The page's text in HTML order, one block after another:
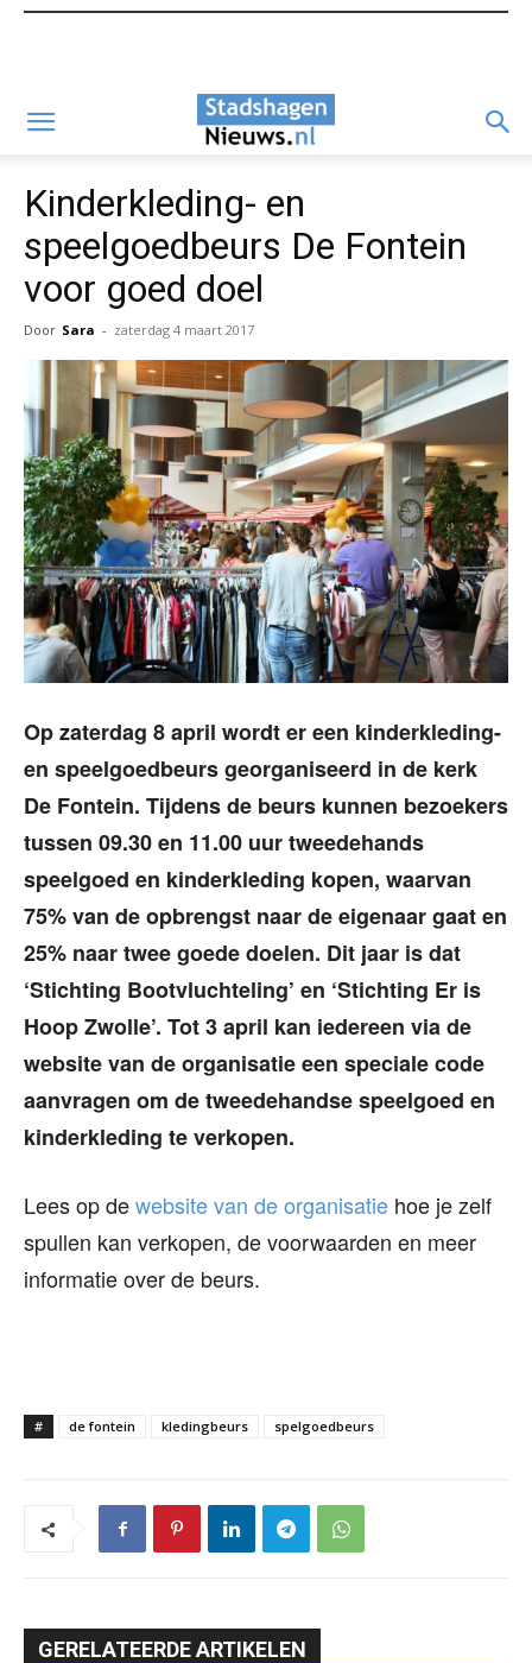
Kinderkleding- en
speelgoedbeurs De Fontein
voor goed doel
Door Sara - zaterdag 4 maart 2017
Op zaterdag 8 april wordt er een kinderkleding-
en speelgoedbeurs georganiseerd in de kerk
De Fontein. Tijdens de beurs kunnen bezoekers
tussen 09.30 en 11.00 uur tweedehands
speelgoed en kinderkleding kopen, waarvan
75% van de opbrengst naar de eigenaar gaat en
25% naar twee goede doelen. Dit jaar is dat
‘Stichting Bootvluchteling’ en ‘Stichting Er is
Hoop Zwolle’. Tot 3 april kan iedereen via de
website van de organisatie een speciale code
aanvragen om de tweedehandse speelgoed en
kinderkleding te verkopen.
Lees op dewebsite van de organisatie hoe je zelf
spullen kan verkopen, de voorwaarden en meer
informatie over de beurs.
# de fontein kledingbeurs spelgoedbeurs
GERELATEERDE ARTIKELEN